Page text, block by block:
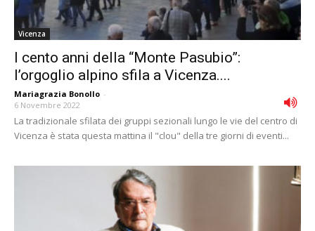
Vicenza
I cento anni della “Monte Pasubio”:
l’orgoglio alpino sfila a Vicenza....
Mariagrazia Bonollo -
6 Novembre 2022
La tradizionale sfilata dei gruppi sezionali lungo le vie del centro di
Vicenza è stata questa mattina il "clou" della tre giorni di eventi...